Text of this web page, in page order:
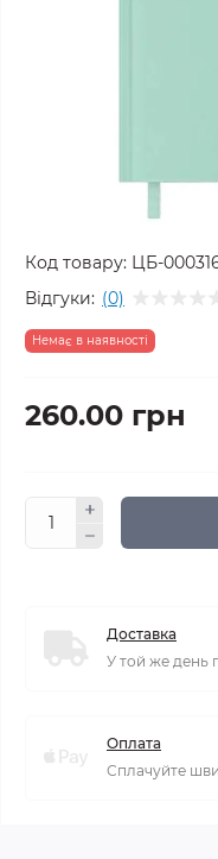
Код товару: ЦБ-
Відгуки: (0)
Немає в наявності
260.00 грн
Доставка
У той же день
Оплата
Сплачуйте